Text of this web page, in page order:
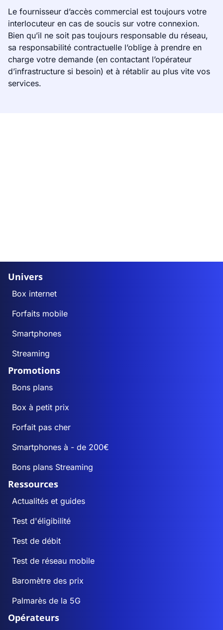
Le fournisseur d’accès commercial est toujours votre
interlocuteur en cas de soucis sur votre connexion.
Bien qu’il ne soit pas toujours responsable du réseau,
sa responsabilité contractuelle l’oblige à prendre en
charge votre demande (en contactant l’opérateur
d’infrastructure si besoin) et à rétablir au plus vite vos
services.
Univers
Box internet
Forfaits mobile
Smartphones
Streaming
Promotions
Bons plans
Box à petit prix
Forfait pas cher
Smartphones à - de 200€
Bons plans Streaming
Ressources
Actualités et guides
Test d'éligibilité
Test de débit
Test de réseau mobile
Baromètre des prix
Palmarès de la 5G
Opérateurs